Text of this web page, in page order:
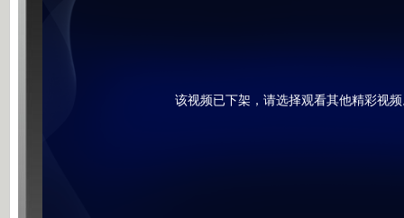
该视频已下架，请选择观看其他精彩视频